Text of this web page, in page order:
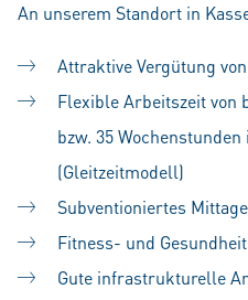
An unserem Standort in
Attraktive Vergütung
Flexible Arbeitszeit von
bzw. 35
(Gleitzeitmodell)
Subventioniertes
Fitness- und
Gute infrastrukturelle